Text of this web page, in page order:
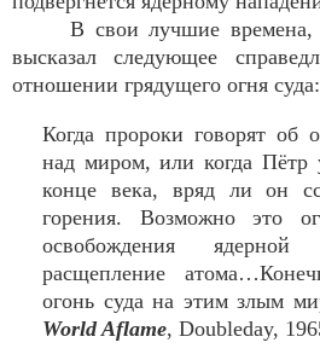
В свои лучшие
высказал следующее
отношении грядущего огня суда:
Когда пророки говорят об
над миром, или когда Пётр
конце века, вряд ли он
горения. Возможно это
освобождения
расщепление
огонь суда на этим злым
World Aflame, Doubleday,